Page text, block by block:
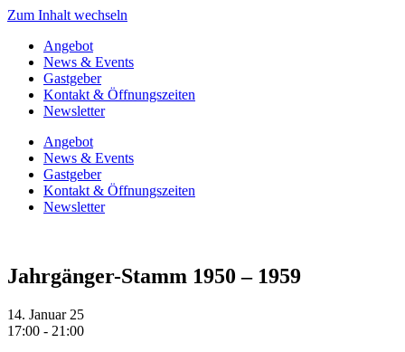
Zum Inhalt wechseln
Angebot
News & Events
Gastgeber
Kontakt & Öffnungszeiten
Newsletter
Angebot
News & Events
Gastgeber
Kontakt & Öffnungszeiten
Newsletter
Jahrgänger-Stamm 1950 – 1959
14. Januar 25
17:00 - 21:00